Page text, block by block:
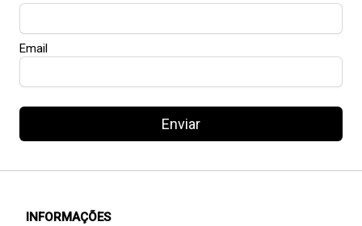
Email
Enviar
INFORMAÇÕES